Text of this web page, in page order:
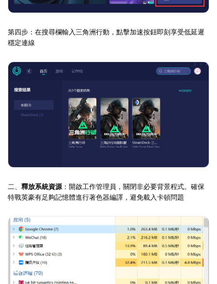
第四步：在搜尋欄輸入三角洲行動，點擊加速按鈕即刻享受低延遲
穩定連線
二、 釋放系統資源 ：開啟工作管理員，關閉非必要背景程式。確保
特戰英豪有足夠記憶體進行著色器編譯，避免載入卡頓問題